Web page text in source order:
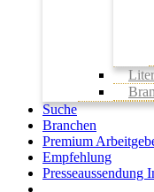
Suche
Branchen
Premium
Empfehlung
Presseaussendung